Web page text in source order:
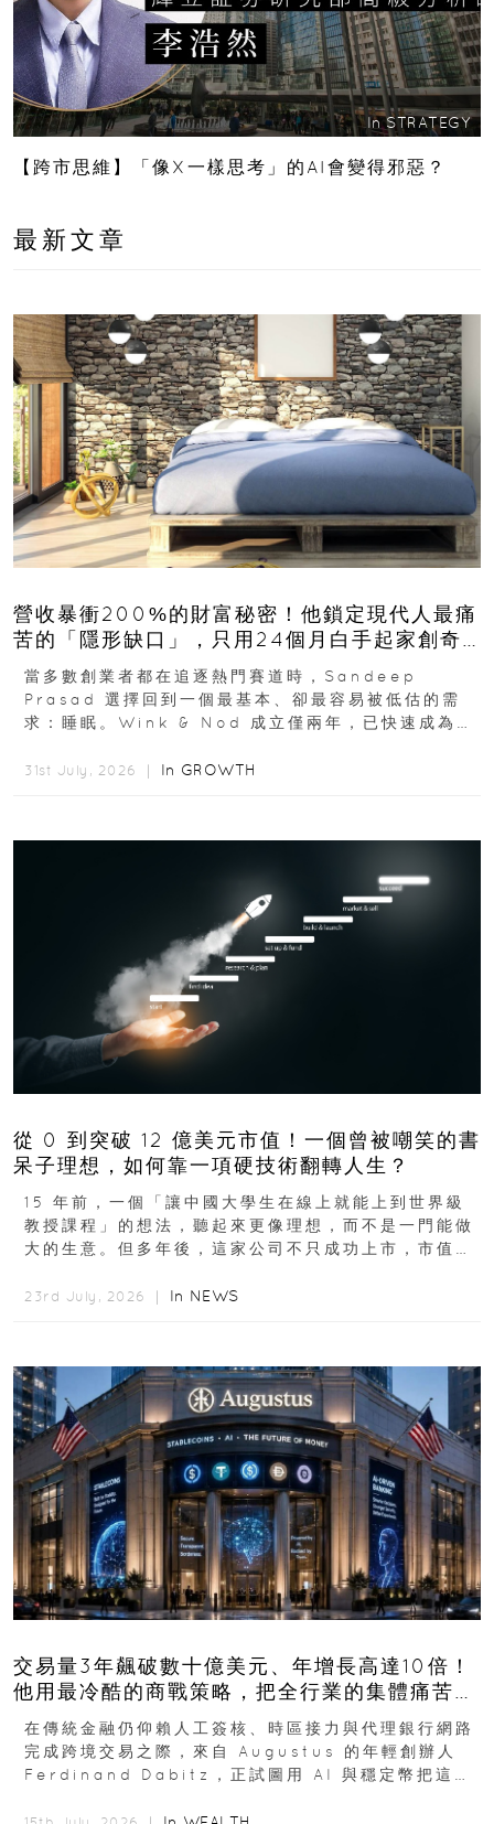
In STRATEGY
【跨市思維】「像X一樣思考」的AI會變得邪惡？
最新文章
營收暴衝200%的財富秘密！他鎖定現代人最痛
苦的「隱形缺口」，只用24個月白手起家創奇
蹟
當多數創業者都在追逐熱門賽道時，Sandeep
Prasad 選擇回到一個最基本、卻最容易被低估的需
求：睡眠。Wink & Nod 成立僅兩年，已快速成為印
31st July, 2026 ｜ In GROWTH
從 0 到突破 12 億美元市值！一個曾被嘲笑的書
呆子理想，如何靠一項硬技術翻轉人生？
15 年前，一個「讓中國大學生在線上就能上到世界級
教授課程」的想法，聽起來更像理想，而不是一門能做
大的生意。但多年後，這家公司不只成功上市，市值更
23rd July, 2026 ｜ In NEWS
交易量3年飆破數十億美元、年增長高達10倍！
他用最冷酷的商戰策略，把全行業的集體痛苦榨
成百億金庫
在傳統金融仍仰賴人工簽核、時區接力與代理銀行網路
完成跨境交易之際，來自 Augustus 的年輕創辦人
Ferdinand Dabitz，正試圖用 AI 與穩定幣把這套